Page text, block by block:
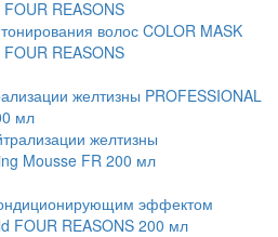
REASONS
желтизны PROFESSIONAL
мл
эффектом
FOUR REASONS 200 мл